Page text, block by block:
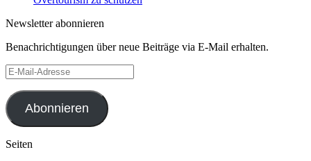
Newsletter abonnieren
Benachrichtigungen über neue Beiträge via E-Mail erhalten.
E-
Mail-
Adresse
Abonnieren
Seiten